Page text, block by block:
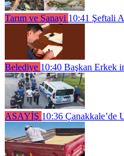
Tarım ve Sanayi 10:41 Şeftali
Belediye 10:40 Başkan Erkek
ASAYİŞ 10:36 Çanakkale’de